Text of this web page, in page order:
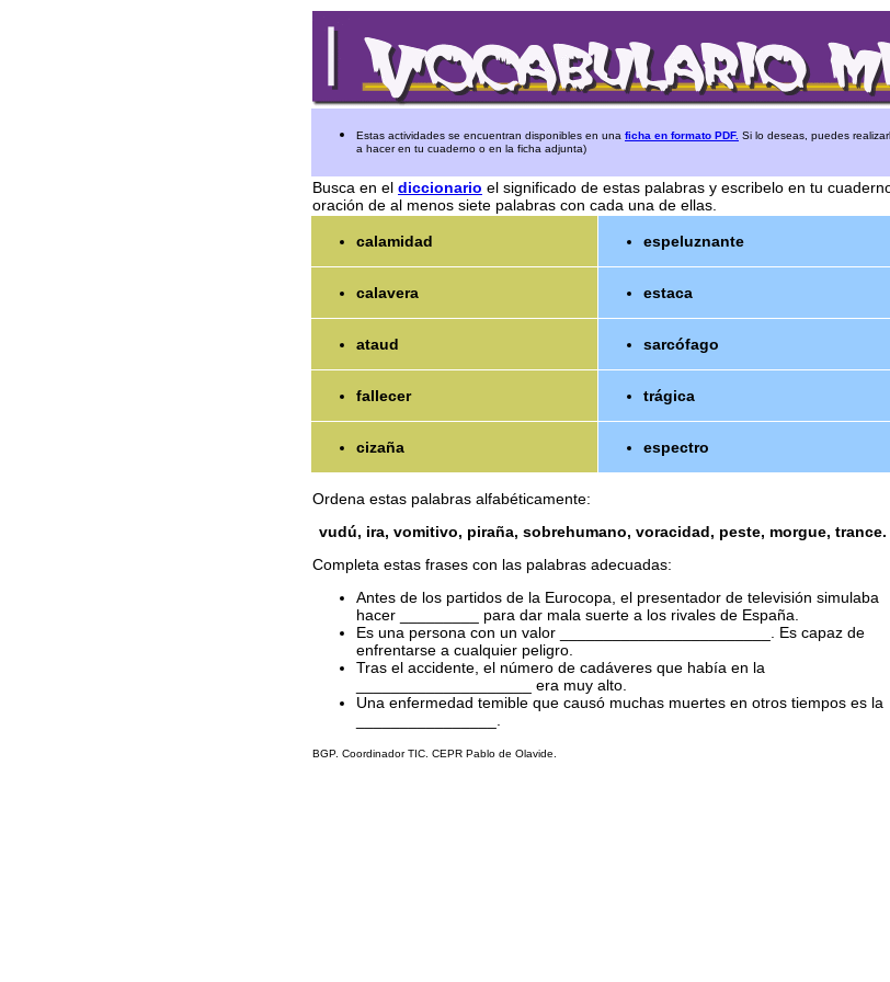
Estas actividades se encuentran disponibles en una ficha en formato PDF. Si lo deseas, puedes
a hacer en tu cuaderno o en la ficha adjunta)
Busca en el diccionario el significado de estas palabras y escribelo en tu
oración de al menos siete palabras con cada una de ellas.
calamidad espeluznante
calavera estaca
ataud sarcófago
fallecer trágica
cizaña espectro
Ordena estas palabras alfabéticamente:
vudú, ira, vomitivo, piraña, sobrehumano, voracidad, peste, morgue, trance.
Completa estas frases con las palabras adecuadas:
Antes de los partidos de la Eurocopa, el presentador de televisión simulaba
hacer _________ para dar mala suerte a los rivales de España.
Es una persona con un valor ________________________. Es capaz de
enfrentarse a cualquier peligro.
Tras el accidente, el número de cadáveres que había en la
____________________ era muy alto.
Una enfermedad temible que causó muchas muertes en otros tiempos es la
BGP. Coordinador TIC. CEPR Pablo de Olavide.